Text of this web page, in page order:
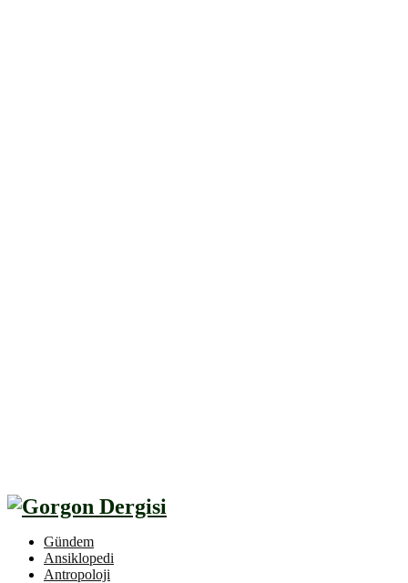
Gündem
Ansiklopedi
Antropoloji